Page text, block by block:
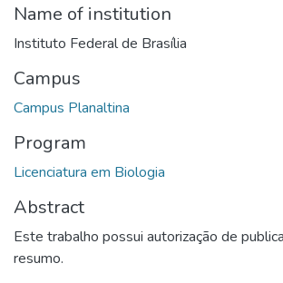
Name of institution
Instituto Federal de Brasília
Campus
Campus Planaltina
Program
Licenciatura em Biologia
Abstract
Este trabalho possui autorização de
resumo.